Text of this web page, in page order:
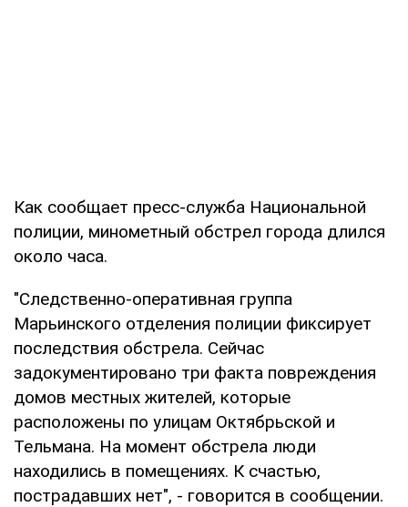
Как сообщает пресс-служба Национальной
полиции, минометный обстрел города длился
около часа.
"Следственно-оперативная группа
Марьинского отделения полиции фиксирует
последствия обстрела. Сейчас
задокументировано три факта повреждения
домов местных жителей, которые
расположены по улицам Октябрьской и
Тельмана. На момент обстрела люди
находились в помещениях. К счастью,
пострадавших нет", - говорится в сообщении.